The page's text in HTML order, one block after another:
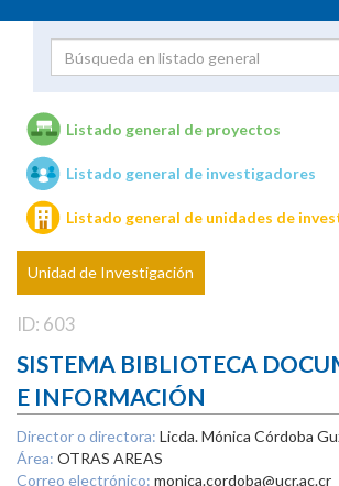
Unidades de investigación
Listado general de proyectos
Listado general de investigadores
Listado general de unidades de
Unidad de Investigación
ID: 603
SISTEMA BIBLIOTECA
E INFORMACIÓN
Director o directora: Licda. Mónica Córdoba
Área: OTRAS AREAS
Correo electrónico: monica.cordoba@ucr.ac.cr